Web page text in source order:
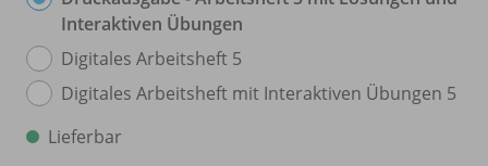
Interaktiven Übungen
Digitales Arbeitsheft 5
Digitales Arbeitsheft mit Interaktiven Übungen 5
Lieferbar